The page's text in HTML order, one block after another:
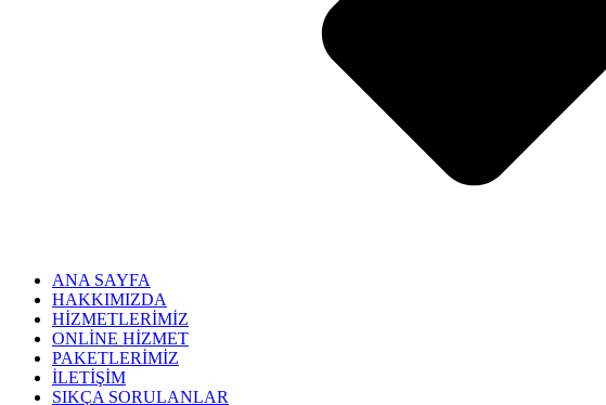
ANA SAYFA
HAKKIMIZDA
HİZMETLERİMİZ
ONLİNE HİZMET
PAKETLERİMİZ
İLETİŞİM
SIKÇA SORULANLAR